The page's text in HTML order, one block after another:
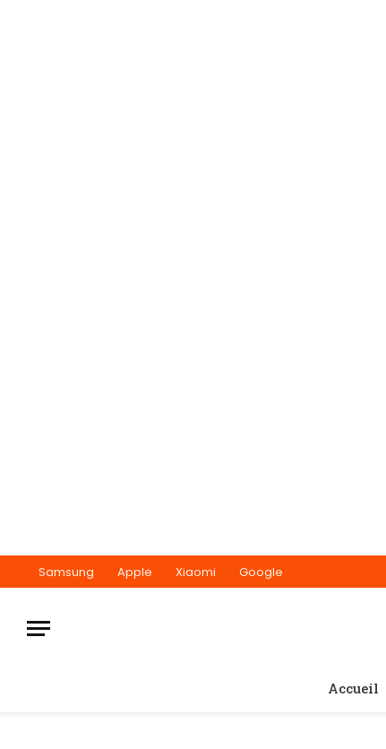
Samsung Apple Xiaomi Google
Accueil